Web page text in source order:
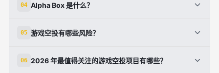
仓稳定币等方式积累积分。
04 Alpha Box 是什么？
知获得哪个项目代币。
05 游戏空投有哪些风险？
址并防范未知网站。
06 2026 年最值得关注的游戏空投项目有哪些？